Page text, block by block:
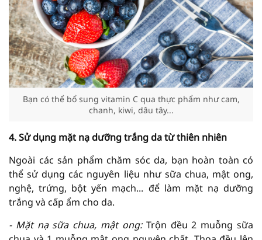
Bạn có thể bổ sung vitamin C qua thực phẩm như cam,
chanh, kiwi, dâu tây...
4. Sử dụng mặt nạ dưỡng trắng da từ thiên nhiên
Ngoài các sản phẩm chăm sóc da, bạn hoàn toàn có
thể sử dụng các nguyên liệu như sữa chua, mật ong,
nghệ, trứng, bột yến mạch... để làm mặt nạ dưỡng
trắng và cấp ẩm cho da.
- Mặt nạ sữa chua, mật ong: Trộn đều 2 muỗng sữa